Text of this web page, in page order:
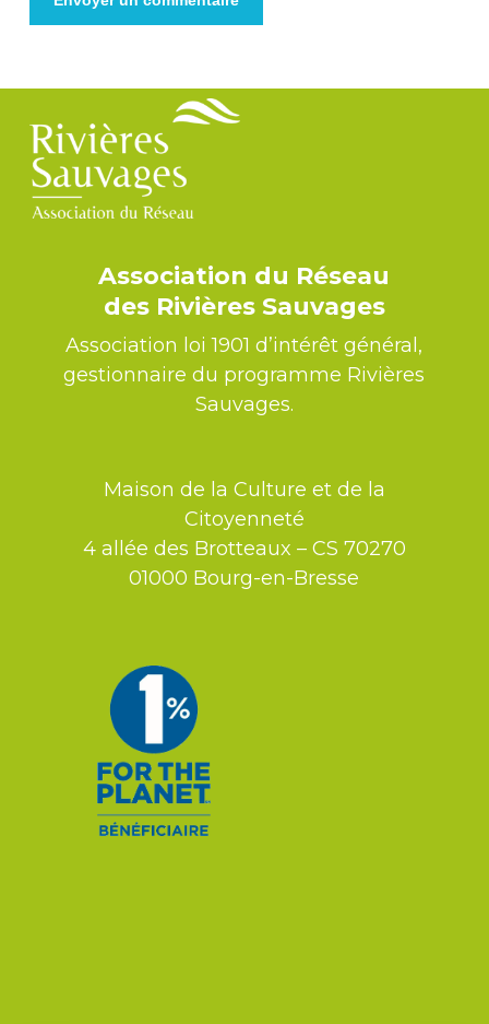
Association du Réseau
des Rivières Sauvages
Association loi 1901 d’intérêt général,
gestionnaire du programme Rivières
Sauvages.
Maison de la Culture et de la
Citoyenneté
4 allée des Brotteaux – CS 70270
01000 Bourg-en-Bresse